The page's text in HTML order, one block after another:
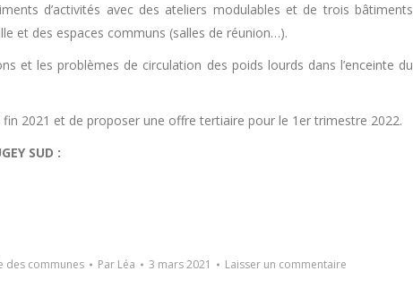
d’activités avec des ateliers modulables et de trois bâtiments
et des espaces communs (salles de réunion…).
et les problèmes de circulation des poids lourds dans l’enceinte du
2021 et de proposer une offre tertiaire pour le 1er trimestre 2022.
SUD :
des communes Par Léa 3 mars 2021 Laisser un commentaire